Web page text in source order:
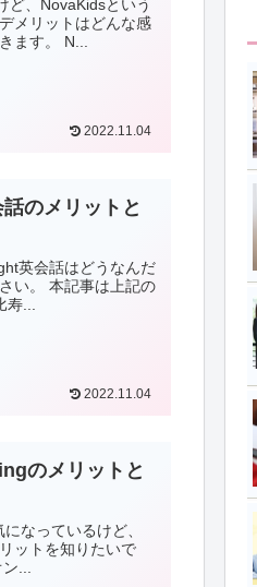
ど、NovaKidsという
メリットはどんな感
ます。 N...
2022.11.04
のメリットと
英会話はどうなんだ
い。 本記事は上記の
...
2022.11.04
のメリットと
なっているけど、
ットを知りたいで
...